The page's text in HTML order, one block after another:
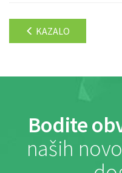
KAZALO
Bodite
naših